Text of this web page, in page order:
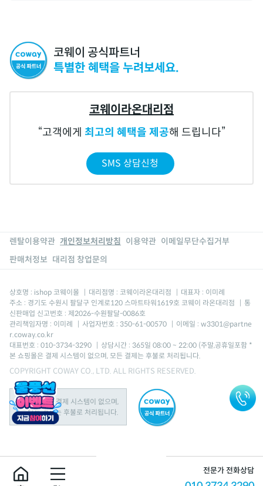
코웨이 공식파트너
특별한 혜택을 누려보세요.
코웨이라온대리점
고객에게 최고의 혜택을 제공해 드립니다
SMS 상담신청
렌탈이용약관 개인정보처리방침 이용약관 이메일무단수집거부
판매처정보 대리점 창업문의
상호명 : ishop 코웨이몰 대리점명 : 코웨이라온대리점
대표자 : 이미례
주소 : 경기도 수원시 팔달구 인계로120 스마트타워1619호 코웨이 라온대리점
통
신판매업 신고번호 : 제2026-수원팔달-0086호
관리책임자명 : 이미례
사업자번호 : 350-61-00570
이메일 : w3301@partne
r.coway.co.kr
대표번호 : 010-3734-3290
상담시간 : 365일 08:00 ~ 22:00 (주말,공휴일포함 *
본 쇼핑몰은 결제 시스템이 없으며, 모든 결제는 후불로 처리됩니다.
COPYRIGHT COWAY CO., LTD. ALL RIGHTS RESERVED.
본 쇼핑몰은 결제 시스템이 없으며,
모든 결제는 후불로 처리됩니다.
전문가 전화상담